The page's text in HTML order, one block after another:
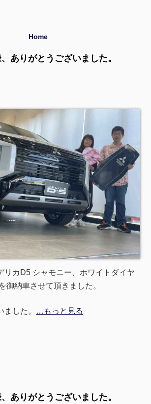
Home
ありがとうございました。
リカD5 シャモニー、ホワイトダイヤ
御納車させて頂きました。
した。 …もっと見る
ありがとうございました。